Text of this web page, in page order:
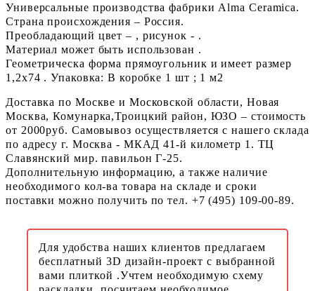
Универсальные производства фабрики Alma Ceramica.
Страна происхождения – Россия.
Преобладающий цвет – , рисунок - .
Материал может быть использован .
Геометрическа форма прямоугольник и имеет размер
1,2x74 . Упаковка: В коробке 1 шт ; 1 м2
Доставка по Москве и Московской области, Новая
Москва, Комунарка,Троицкий район, ЮЗО – стоимость
от 2000руб. Самовывоз осуществляется с нашего склада
по адресу г. Москва - МКАД 41-й километр 1. ТЦ
Славянский мир. павильон Г-25.
Дополнительную информацию, а также наличие
необходимого кол-ва товара на складе и сроки
поставки можно получить по тел. +7 (495) 109-00-89.
Для удобства наших клиентов предлагаем
бесплатный 3D дизайн-проект с выбранной
вами плиткой .Учтем необходимую схему